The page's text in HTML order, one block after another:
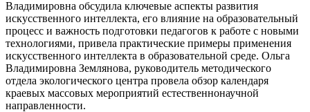
Владимировна обсудила ключевые аспекты развития
искусственного интеллекта, его влияние на образовательный
процесс и важность подготовки педагогов к работе с новыми
технологиями, привела практические примеры применения
искусственного интеллекта в образовательной среде. Ольга
Владимировна Землянова, руководитель методического
отдела экологического центра провела обзор календаря
краевых массовых мероприятий естественнонаучной
направленности.